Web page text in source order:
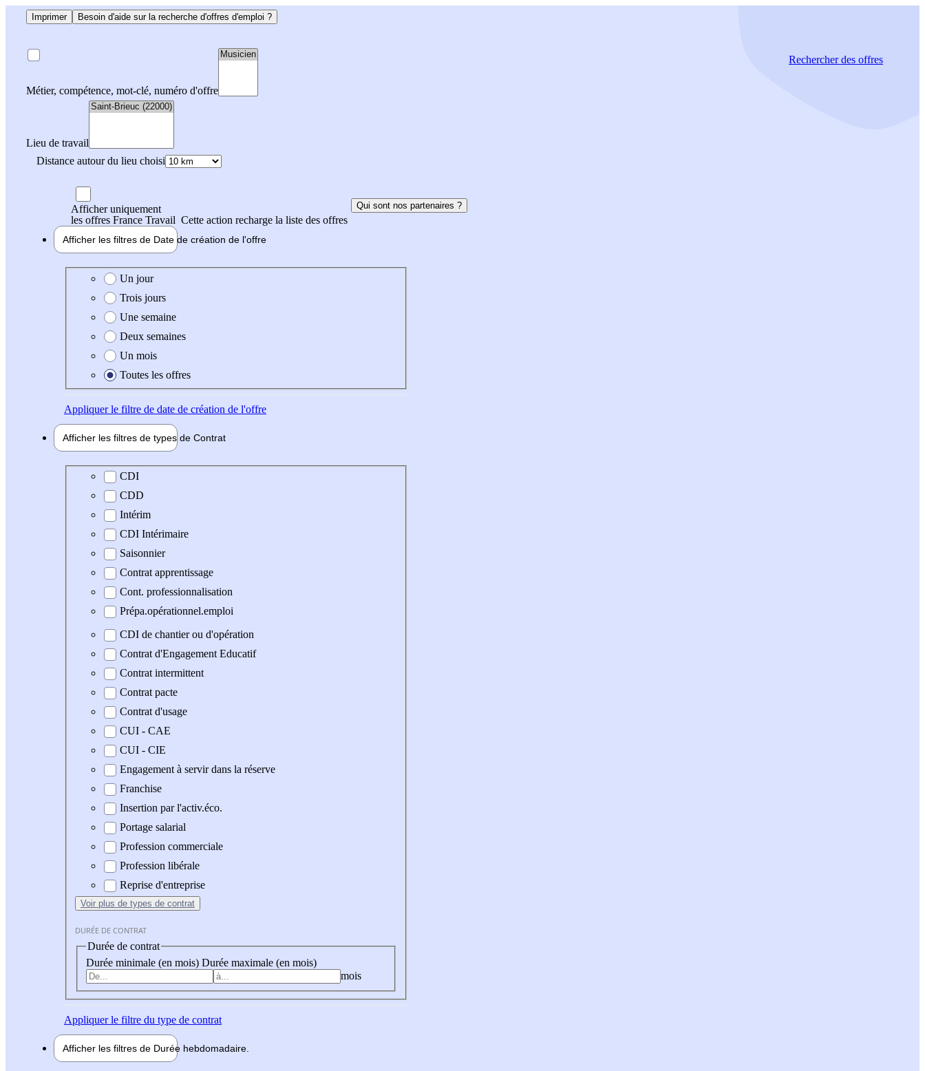
Imprimer Besoin d'aide sur la recherche d'offres d'emploi ?
Métier, compétence, mot-clé, numéro d'offre
Lieu de travail
Distance autour du lieu choisi
Rechercherdes offres
Afficher uniquement
les offres France Travail Cette action recharge la liste des offres
Qui sont nos partenaires ?
Afficher les filtres de Date de création de l'offre
Date de création de l'offre
Un jour
Trois jours
Une semaine
Deux semaines
Un mois
Toutes les offres
Appliquerle filtre de date de création de l'offre
Afficher les filtres de types de Contrat
Type de contrat
CDI
CDD
Intérim
CDI Intérimaire
Saisonnier
Contrat apprentissage
Cont. professionnalisation
Prépa.opérationnel.emploi
CDI de chantier ou d'opération
Contrat d'Engagement Educatif
Contrat intermittent
Contrat pacte
Contrat d'usage
CUI - CAE
CUI - CIE
Engagement à servir dans la réserve
Franchise
Insertion par l'activ.éco.
Portage salarial
Profession commerciale
Profession libérale
Reprise d'entreprise
Voir plus de types de contrat
DURÉE DE CONTRAT
Durée de contrat
Durée minimale (en mois) Durée maximale (en mois)
mois
Appliquerle filtre du type de contrat
Afficher les filtres de Durée hebdomadaire